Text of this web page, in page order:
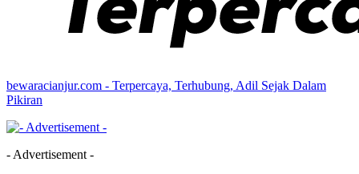
bewaracianjur.com - Terpercaya, Terhubung, Adil Sejak Dalam
Pikiran
- Advertisement -